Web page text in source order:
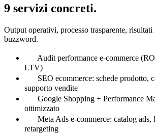
9 servizi concreti.
Output operativi, processo trasparente,
buzzword.
Audit performance e-commerce
LTV)
SEO ecommerce: schede prodotto,
supporto vendite
Google Shopping + Performance
ottimizzato
Meta Ads e-commerce: catalog
retargeting